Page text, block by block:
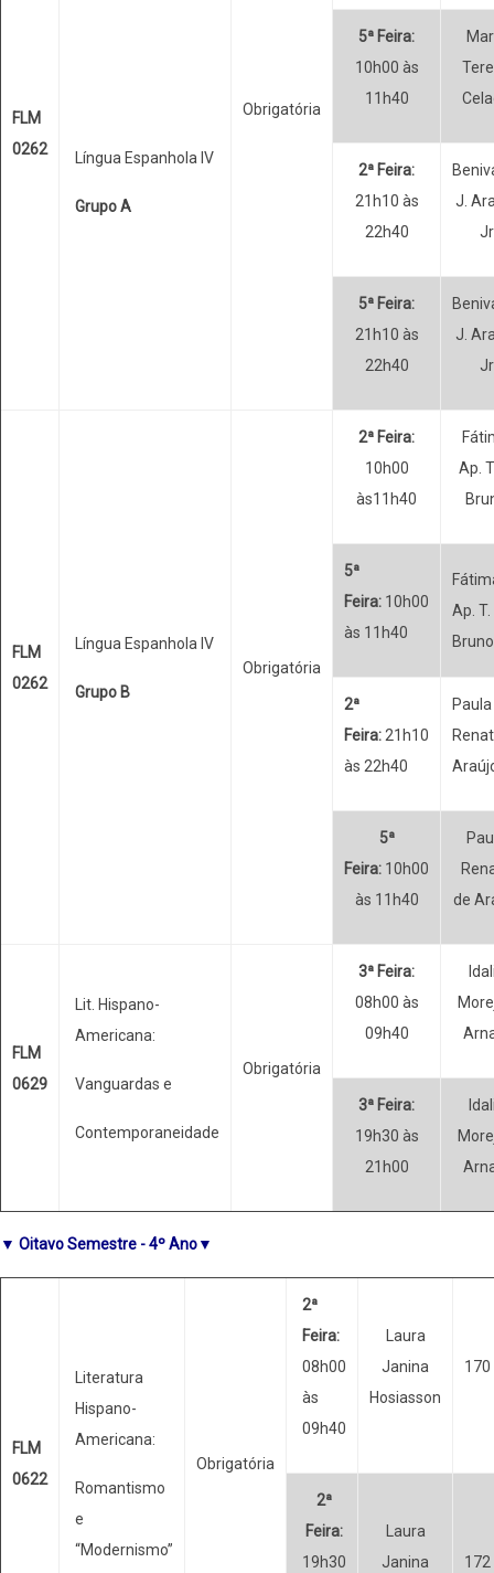
FLM
0262
Língua Espanhola IV
Grupo A
Obrigatória
5ª Feira:
10h00 às
11h40
2ª Feira:
21h10 às
22h40
J.
Jr
5ª Feira:
21h10 às
22h40
J.
Jr
FLM
0262
Língua Espanhola IV
Grupo B
Obrigatória
2ª Feira:
10h00
às11h40
Ap.
5ª
Feira: 10h00
às 11h40
Ap. T.
Bruno
2ª
Feira:21h10
às 22h40
Paula
5ª
Feira: 10h00
às 11h40
de
FLM
0629
Lit. Hispano-
Americana:
Vanguardas e
Contemporaneidade
Obrigatória
3ª Feira:
08h00 às
09h40
3ª Feira:
19h30 às
21h00
▼ Oitavo Semestre - 4º Ano▼
FLM
0622
Literatura
Hispano-
Americana:
Romantismo
e
“Modernismo”
Obrigatória
2ª
Feira:
08h00
às
09h40
Laura
Janina
Hosiasson
170
2ª
Feira:
19h30
Laura
Janina
172